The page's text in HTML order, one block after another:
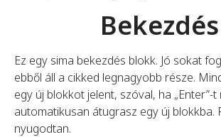
Bekezdés
Ez egy sima bekezdés blokk. Jó sokat
ebből áll a cikked legnagyobb része.
egy új blokkot jelent, szóval, ha „Enter”-
automatikusan átugrasz egy új blokkba.
nyugodtan.